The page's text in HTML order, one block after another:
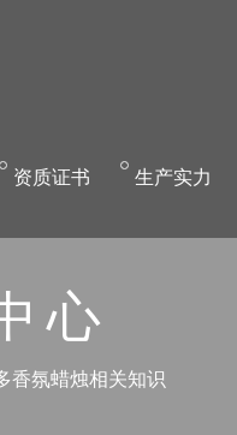
资质证书 生产实力
心
香氛蜡烛相关知识